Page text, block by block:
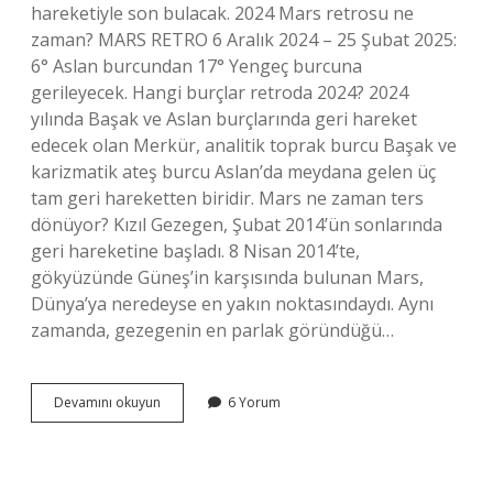
hareketiyle son bulacak. 2024 Mars retrosu ne
zaman? MARS RETRO 6 Aralık 2024 – 25 Şubat 2025:
6° Aslan burcundan 17° Yengeç burcuna
gerileyecek. Hangi burçlar retroda 2024? 2024
yılında Başak ve Aslan burçlarında geri hareket
edecek olan Merkür, analitik toprak burcu Başak ve
karizmatik ateş burcu Aslan’da meydana gelen üç
tam geri hareketten biridir. Mars ne zaman ters
dönüyor? Kızıl Gezegen, Şubat 2014’ün sonlarında
geri hareketine başladı. 8 Nisan 2014’te,
gökyüzünde Güneş’in karşısında bulunan Mars,
Dünya’ya neredeyse en yakın noktasındaydı. Aynı
zamanda, gezegenin en parlak göründüğü…
Devamını okuyun
Geri
6 Yorum